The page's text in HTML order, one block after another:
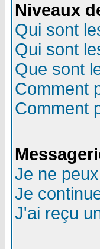
Niveaux
Qui sont
Qui sont
Que sont
Comment
Comment
Je ne
Je
J'ai reçu